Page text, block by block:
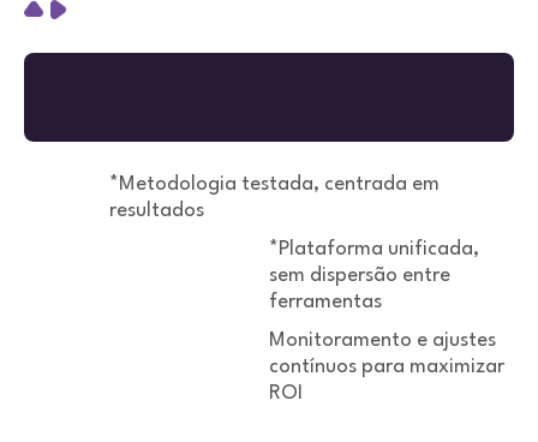
*Metodologia testada, centrada em
resultados
*Plataforma unificada,
sem dispersão entre
ferramentas
Monitoramento e ajustes
contínuos para maximizar
ROI